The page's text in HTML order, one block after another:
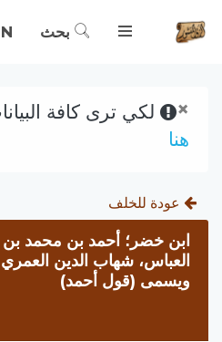
بحث
× لكي ترى كافة
هنا
عودة للخلف
ابن خضر؛ أحمد بن محمد
العباس، شهاب الدين
ويسمى (قول أحمد)